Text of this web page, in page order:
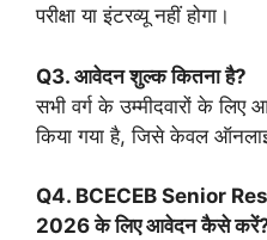
परीक्षा या इंटरव्यू नहीं होगा।
Q3. आवेदन शुल्क कितना है?
सभी वर्ग के उम्मीदवारों के
किया गया है, जिसे केवल
Q4. BCECEB Senior
2026 के लिए आवेदन कैसे